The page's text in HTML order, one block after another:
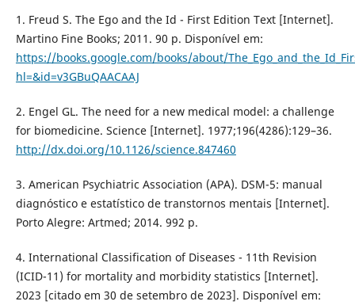
1. Freud S. The Ego and the Id - First Edition Text [Internet].
Martino Fine Books; 2011. 90 p. Disponível em:
https://books.google.com/books/about/
hl=&id=v3GBuQAACAAJ
2. Engel GL. The need for a new medical model: a challenge
for biomedicine. Science [Internet]. 1977;196(4286):129–36.
http://dx.doi.org/10.1126/science.847460
3. American Psychiatric Association (APA). DSM-5: manual
diagnóstico e estatístico de transtornos mentais [Internet].
Porto Alegre: Artmed; 2014. 992 p.
4. International Classification of Diseases - 11th Revision
(ICID-11) for mortality and morbidity statistics [Internet].
2023 [citado em 30 de setembro de 2023]. Disponível em: